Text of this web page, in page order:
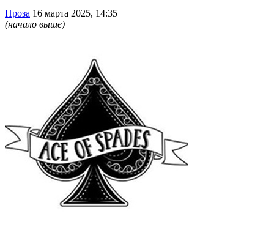
Проза 16 марта 2025, 14:35
(начало выше)